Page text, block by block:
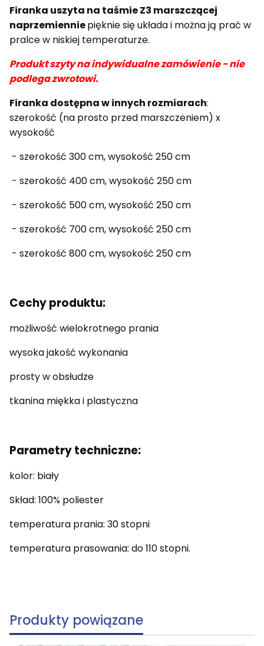
Firanka uszyta na taśmie Z3 marszczącej
naprzemienniepięknie się układa i można ją prać w
pralce w niskiej temperaturze.
Produkt szyty na indywidualne zamówienie - nie
podlega zwrotowi.
Firanka dostępna w innych rozmiarach:
szerokość (na prosto przed marszczeniem) x
wysokość
- szerokość 300 cm, wysokość 250 cm
- szerokość 400 cm, wysokość 250 cm
- szerokość 500 cm, wysokość 250 cm
- szerokość 700 cm, wysokość 250 cm
- szerokość 800 cm, wysokość 250 cm
Cechy produktu:
możliwość wielokrotnego prania
wysoka jakość wykonania
prosty w obsłudze
tkanina miękka i plastyczna
Parametry techniczne:
kolor: biały
Skład: 100% poliester
temperatura prania: 30 stopni
temperatura prasowania: do 110 stopni.
Produkty powiązane